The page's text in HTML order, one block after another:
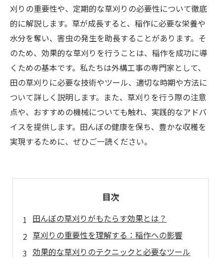
刈りの重要性や、定期的な草刈りの必要性について徹底
的に解説します。草が成長すると、稲作に必要な栄養や
水分を奪い、害虫の発生を助長することがあります。そ
のため、効果的な草刈りを行うことは、稲作を成功に導
くための基本です。私たちは外構工事の専門家として、
田の草刈りに必要な技術やツール、適切な時期や方法に
ついて詳しく説明します。また、草刈りを行う際の注意
点や、おすすめの機械についても触れ、実践的なアドバ
イスを提供します。田んぼの健康を保ち、豊かな収穫を
実現するために、ぜひご一読ください。
目次
田んぼの草刈りがもたらす効果とは？
草刈りの重要性を理解する：稲作への影響
効果的な草刈りのテクニックと必要なツール